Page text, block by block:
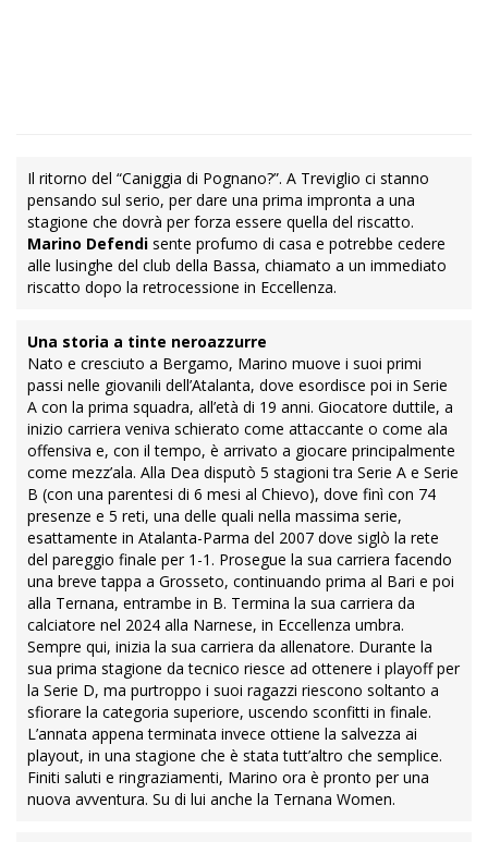
Il ritorno del “Caniggia di Pognano?”. A Treviglio ci stanno
pensando sul serio, per dare una prima impronta a una
stagione che dovrà per forza essere quella del riscatto.
Marino Defendi sente profumo di casa e potrebbe cedere
alle lusinghe del club della Bassa, chiamato a un immediato
riscatto dopo la retrocessione in Eccellenza.
Una storia a tinte neroazzurre
Nato e cresciuto a Bergamo, Marino muove i suoi primi
passi nelle giovanili dell’Atalanta, dove esordisce poi in Serie
A con la prima squadra, all’età di 19 anni. Giocatore duttile, a
inizio carriera veniva schierato come attaccante o come ala
offensiva e, con il tempo, è arrivato a giocare principalmente
come mezz’ala. Alla Dea disputò 5 stagioni tra Serie A e Serie
B (con una parentesi di 6 mesi al Chievo), dove finì con 74
presenze e 5 reti, una delle quali nella massima serie,
esattamente in Atalanta-Parma del 2007 dove siglò la rete
del pareggio finale per 1-1. Prosegue la sua carriera facendo
una breve tappa a Grosseto, continuando prima al Bari e poi
alla Ternana, entrambe in B. Termina la sua carriera da
calciatore nel 2024 alla Narnese, in Eccellenza umbra.
Sempre qui, inizia la sua carriera da allenatore. Durante la
sua prima stagione da tecnico riesce ad ottenere i playoff per
la Serie D, ma purtroppo i suoi ragazzi riescono soltanto a
sfiorare la categoria superiore, uscendo sconfitti in finale.
L’annata appena terminata invece ottiene la salvezza ai
playout, in una stagione che è stata tutt’altro che semplice.
Finiti saluti e ringraziamenti, Marino ora è pronto per una
nuova avventura. Su di lui anche la Ternana Women.